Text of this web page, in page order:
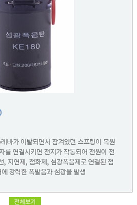
바가 이탈되면서 잠겨있던 스프링이 복원
를 연결시키면 전지가 작동되어 전원이 전
, 지연제, 점화제, 섬광폭음제로 연결된 점
강력한 폭발음과 섬광을 발생
전체보기